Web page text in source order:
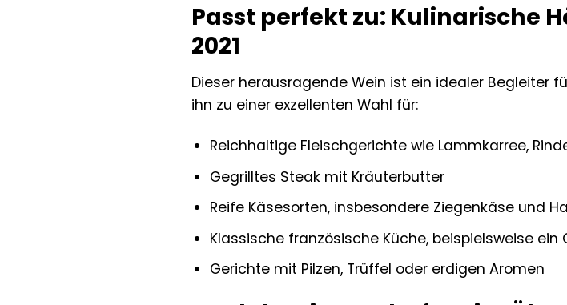
Passt perfekt zu: Kulinarische
2021
Dieser herausragende Wein ist ein idealer Begleiter
ihn zu einer exzellenten Wahl für:
Reichhaltige Fleischgerichte wie Lammkarree,
Gegrilltes Steak mit Kräuterbutter
Reife Käsesorten, insbesondere Ziegenkäse und
Klassische französische Küche, beispielsweise ein
Gerichte mit Pilzen, Trüffel oder erdigen Aromen